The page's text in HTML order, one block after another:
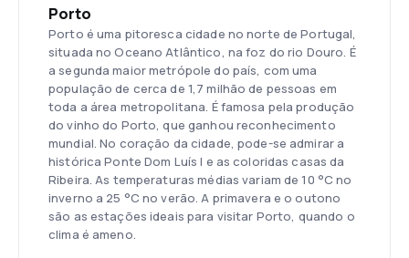
Porto
Porto é uma pitoresca cidade no norte de Portugal,
situada no Oceano Atlântico, na foz do rio Douro. É
a segunda maior metrópole do país, com uma
população de cerca de 1,7 milhão de pessoas em
toda a área metropolitana. É famosa pela produção
do vinho do Porto, que ganhou reconhecimento
mundial. No coração da cidade, pode-se admirar a
histórica Ponte Dom Luís I e as coloridas casas da
Ribeira. As temperaturas médias variam de 10 °C no
inverno a 25 °C no verão. A primavera e o outono
são as estações ideais para visitar Porto, quando o
clima é ameno.